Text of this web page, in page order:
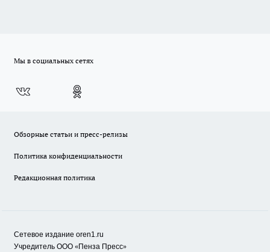
Мы в социальных сетях
Обзорные статьи и пресс-релизы
Политика конфиденциальности
Редакционная политика
Сетевое издание oren1.ru
Учредитель ООО «Пенза Пресс»